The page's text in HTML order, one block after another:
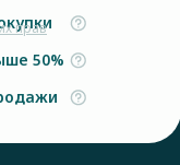
прав
50%